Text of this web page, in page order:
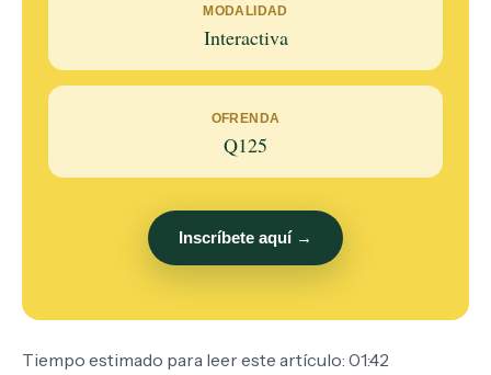
MODALIDAD
Interactiva
OFRENDA
Q125
Inscríbete aquí →
Tiempo estimado para leer este artículo: 01:42